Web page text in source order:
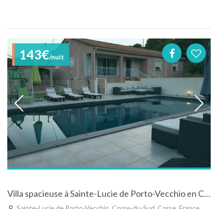
143€/nuit
Villa spacieuse à Sainte-Lucie de Porto-Vecchio en Corse-du-Sud avec piscine près de la mer